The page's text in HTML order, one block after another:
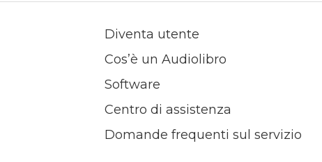
Diventa utente
Cos’è un Audiolibro
Software
Centro di assistenza
Domande frequenti sul servizio